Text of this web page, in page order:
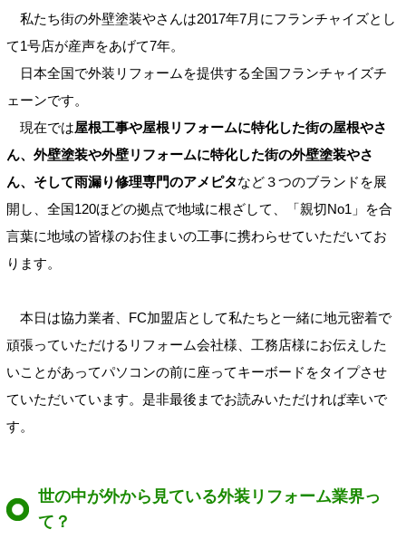
私たち街の外壁塗装やさんは2017年7月にフランチャイズとし
て1号店が産声をあげて7年。
日本全国で外装リフォームを提供する全国フランチャイズチ
ェーンです。
現在では屋根工事や屋根リフォームに特化した街の屋根やさ
ん、外壁塗装や外壁リフォームに特化した街の外壁塗装やさ
ん、そして雨漏り修理専門のアメピタなど３つのブランドを展
開し、全国120ほどの拠点で地域に根ざして、「親切No1」を合
言葉に地域の皆様のお住まいの工事に携わらせていただいてお
ります。
本日は協力業者、FC加盟店として私たちと一緒に地元密着で
頑張っていただけるリフォーム会社様、工務店様にお伝えした
いことがあってパソコンの前に座ってキーボードをタイプさせ
ていただいています。是非最後までお読みいただければ幸いで
す。
世の中が外から見ている外装リフォーム業界っ
て？